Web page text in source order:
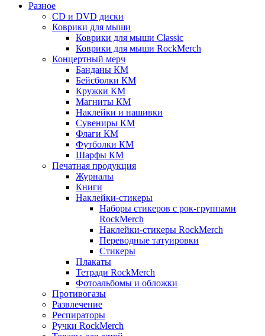
Разное
CD и DVD диски
Коврики для мыши
Коврики для мыши Classic
Коврики для мыши RockMerch
Концертный мерч
Банданы КМ
Бейсболки КМ
Кружки КМ
Магниты КМ
Наклейки и нашивки
Сувениры КМ
Флаги КМ
Футболки КМ
Шарфы КМ
Печатная продукция
Журналы
Книги
Наклейки-стикеры
Наборы стикеров с рок-группами
RockMerch
Наклейки-стикеры RockMerch
Переводные татуировки
Стикеры
Плакаты
Тетради RockMerch
Фотоальбомы и обложки
Противогазы
Развлечение
Респираторы
Ручки RockMerch